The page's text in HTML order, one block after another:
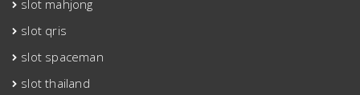
slot mahjong
slot qris
slot spaceman
slot thailand